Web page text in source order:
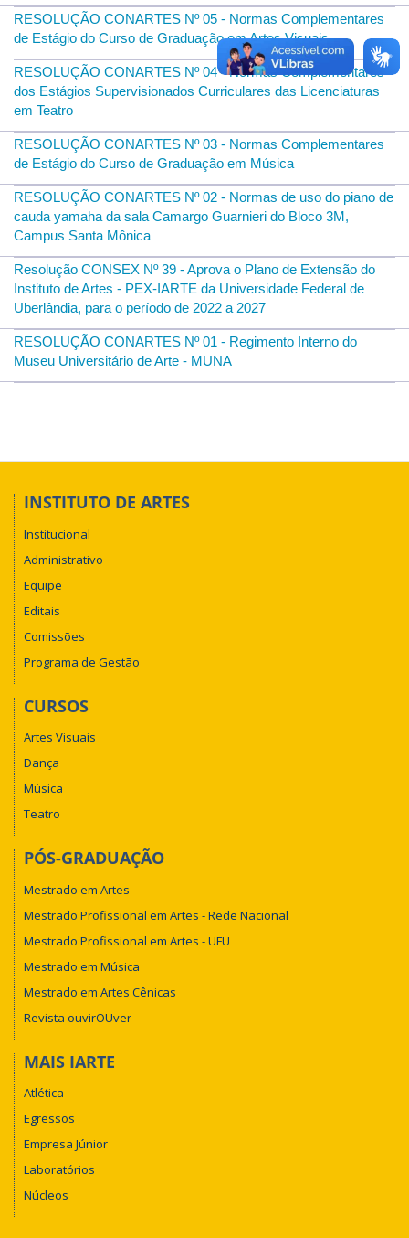
RESOLUÇÃO CONARTES Nº 05 - Normas Complementares
de Estágio do Curso de Graduação em Artes Visuais
RESOLUÇÃO CONARTES Nº 04 - Normas Complementares
dos Estágios Supervisionados Curriculares das Licenciaturas
em Teatro
RESOLUÇÃO CONARTES Nº 03 - Normas Complementares
de Estágio do Curso de Graduação em Música
RESOLUÇÃO CONARTES Nº 02 - Normas de uso do piano de
cauda yamaha da sala Camargo Guarnieri do Bloco 3M,
Campus Santa Mônica
Resolução CONSEX Nº 39 - Aprova o Plano de Extensão do
Instituto de Artes - PEX-IARTE da Universidade Federal de
Uberlândia, para o período de 2022 a 2027
RESOLUÇÃO CONARTES Nº 01 - Regimento Interno do
Museu Universitário de Arte - MUNA
INSTITUTO DE ARTES
Institucional
Administrativo
Equipe
Editais
Comissões
Programa de Gestão
CURSOS
Artes Visuais
Dança
Música
Teatro
PÓS-GRADUAÇÃO
Mestrado em Artes
Mestrado Profissional em Artes - Rede Nacional
Mestrado Profissional em Artes - UFU
Mestrado em Música
Mestrado em Artes Cênicas
Revista ouvirOUver
MAIS IARTE
Atlética
Egressos
Empresa Júnior
Laboratórios
Núcleos